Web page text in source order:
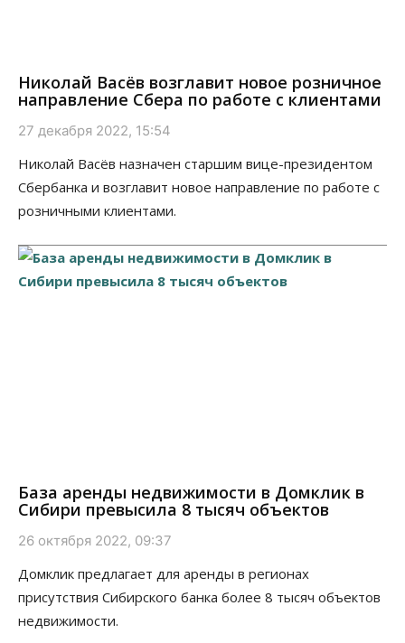
Николай Васёв возглавит новое розничное
направление Сбера по работе с клиентами
27 декабря 2022, 15:54
Николай Васёв назначен старшим вице-президентом
Сбербанка и возглавит новое направление по работе с
розничными клиентами.
База аренды недвижимости в Домклик в
Сибири превысила 8 тысяч объектов
26 октября 2022, 09:37
Домклик предлагает для аренды в регионах
присутствия Сибирского банка более 8 тысяч объектов
недвижимости.